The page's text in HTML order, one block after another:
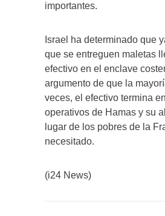
importantes.
Israel ha determinado que
que se entreguen maletas
efectivo en el enclave
argumento de que la
veces, el efectivo termina
operativos de Hamas y su
lugar de los pobres de la
necesitado.
(i24 News)